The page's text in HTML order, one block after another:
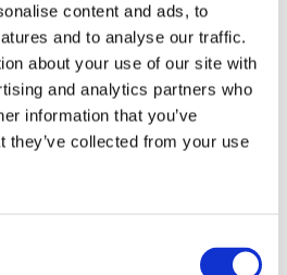
content and ads, to
and to analyse our traffic.
about your use of our site with
and analytics partners who
information that you’ve
they’ve collected from your use
mykt omslag,SM00012,Sticky
,Stickymate